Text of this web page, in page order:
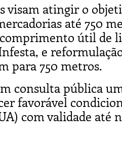
visam atingir o
até 750
útil de
e
para 750 metros.
consulta pública
favorável
com validade até